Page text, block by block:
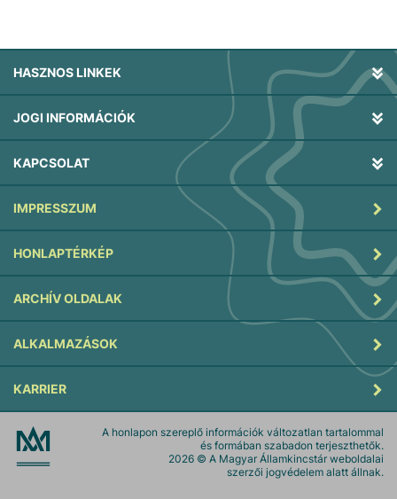
HASZNOS LINKEK
JOGI INFORMÁCIÓK
KAPCSOLAT
IMPRESSZUM
HONLAPTÉRKÉP
ARCHÍV OLDALAK
ALKALMAZÁSOK
KARRIER
A honlapon szereplő információk változatlan tartalommal
és formában szabadon terjeszthetők.
2026 © A Magyar Államkincstár weboldalai
szerzői jogvédelem alatt állnak.